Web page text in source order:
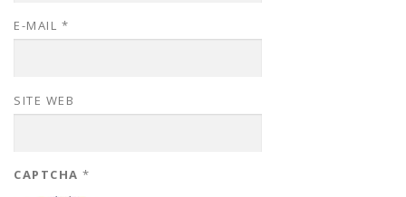
E-MAIL *
SITE WEB
CAPTCHA *